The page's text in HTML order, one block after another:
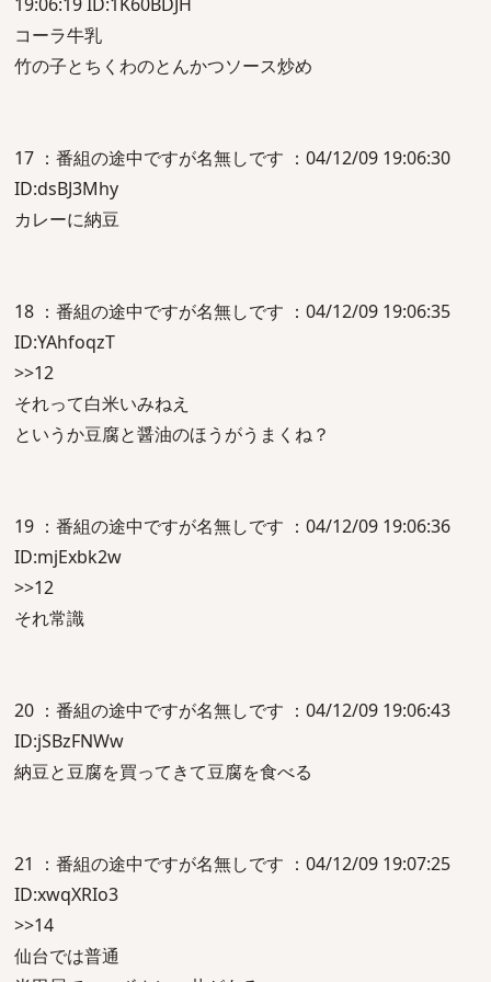
コーラ牛乳
竹の子とちくわのとんかつソース炒め
17 ：番組の途中ですが名無しです ：04/12/09 19:06:30
ID:dsBJ3Mhy
カレーに納豆
18 ：番組の途中ですが名無しです ：04/12/09 19:06:35
ID:YAhfoqzT
>>12
それって白米いみねえ
というか豆腐と醤油のほうがうまくね？
19 ：番組の途中ですが名無しです ：04/12/09 19:06:36
ID:mjExbk2w
>>12
それ常識
20 ：番組の途中ですが名無しです ：04/12/09 19:06:43
ID:jSBzFNWw
納豆と豆腐を買ってきて豆腐を食べる
21 ：番組の途中ですが名無しです ：04/12/09 19:07:25
ID:xwqXRIo3
>>14
仙台では普通